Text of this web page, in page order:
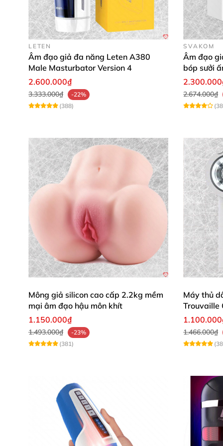
Kho sỉ
Kho sỉ
Không chỉ vậy, chế độ âm thanh rên rỉ như
đang ở bên người tình thật sự.
Kho sỉ
Kho sỉ
Kho sỉ
Kho sỉ
Phản hồi khách hàng thật sự từ
Nguyễn Văn Thanh: "Doyola T380 thật
thư giãn rất nhiều."
Lê Minh Tuấn: "Máy rất tiện lợi, dễ điều
LETEN
Âm đạo giả đa năng Leten A380
Male Masturbator Version 4
2.600.000₫
3.333.000₫
-22%
(388)
SVAKOM
Âm đạo
bóp sưởi
2.674.000₫
Mông giả silicon cao cấp 2.2kg mềm
mại âm đạo hậu môn khít
1.150.000₫
1.493.000₫
-23%
(381)
Máy thủ
Trouvaille
1.466.000₫